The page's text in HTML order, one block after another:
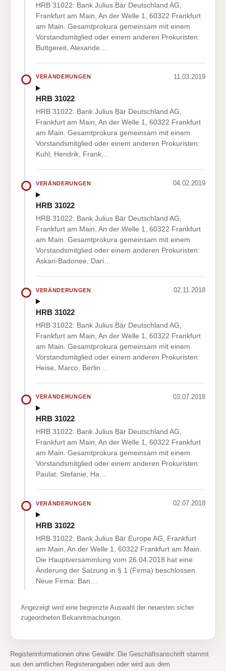
HRB 31022: Bank Julius Bär Deutschland AG,
Frankfurt am Main, An der Welle 1, 60322 Frankfurt
am Main. Gesamtprokura gemeinsam mit einem
Vorstandsmitglied oder einem anderen Prokuristen:
Buttgereit, Alexande…
VERÄNDERUNGEN 11.03.2019
HRB 31022
HRB 31022: Bank Julius Bär Deutschland AG,
Frankfurt am Main, An der Welle 1, 60322 Frankfurt
am Main. Gesamtprokura gemeinsam mit einem
Vorstandsmitglied oder einem anderen Prokuristen:
Kuhl, Hendrik, Frank…
VERÄNDERUNGEN 04.02.2019
HRB 31022
HRB 31022: Bank Julius Bär Deutschland AG,
Frankfurt am Main, An der Welle 1, 60322 Frankfurt
am Main. Gesamtprokura gemeinsam mit einem
Vorstandsmitglied oder einem anderen Prokuristen:
Askari-Badonee, Dari…
VERÄNDERUNGEN 02.11.2018
HRB 31022
HRB 31022: Bank Julius Bär Deutschland AG,
Frankfurt am Main, An der Welle 1, 60322 Frankfurt
am Main. Gesamtprokura gemeinsam mit einem
Vorstandsmitglied oder einem anderen Prokuristen:
Heise, Marco, Berlin…
VERÄNDERUNGEN 03.07.2018
HRB 31022
HRB 31022: Bank Julius Bär Deutschland AG,
Frankfurt am Main, An der Welle 1, 60322 Frankfurt
am Main. Gesamtprokura gemeinsam mit einem
Vorstandsmitglied oder einem anderen Prokuristen:
Paulat, Stefanie, Ha…
VERÄNDERUNGEN 02.07.2018
HRB 31022
HRB 31022: Bank Julius Bär Europe AG, Frankfurt
am Main, An der Welle 1, 60322 Frankfurt am Main.
Die Hauptversammlung vom 26.04.2018 hat eine
Änderung der Satzung in § 1 (Firma) beschlossen.
Neue Firma: Ban…
Angezeigt wird eine begrenzte Auswahl der neuesten sicher
zugeordneten Bekanntmachungen.
Registerinformationen ohne Gewähr. Die Geschäftsanschrift stammt
aus den amtlichen Registerangaben oder wird aus dem